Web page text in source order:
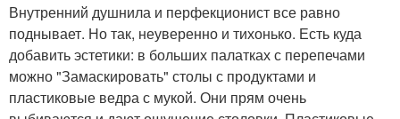
Внутренний душнила и перфекционист все равно
поднывает. Но так, неуверенно и тихонько. Есть куда
добавить эстетики: в больших палатках с перепечами
можно "Замаскировать" столы с продуктами и
пластиковые ведра с мукой. Они прям очень